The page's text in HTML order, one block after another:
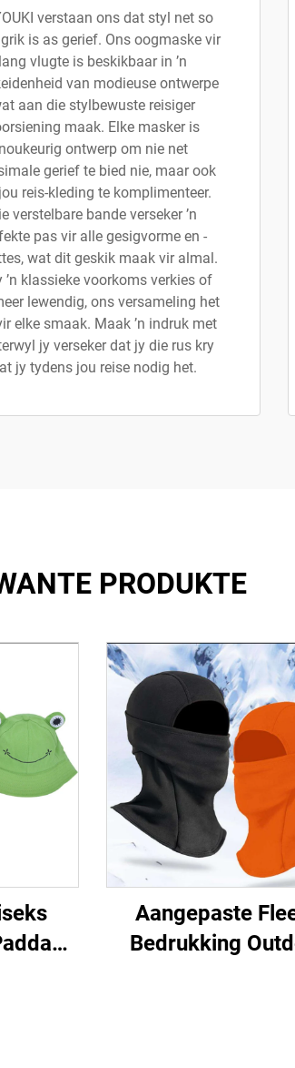
verstaan ons dat styl net so
is as gerief. Ons oogmaske vir
lang vlugte is beskikbaar in ’n
van modieuse ontwerpe
aan die stylbewuste reisiger
maak. Elke masker is
noukeurig ontwerp om nie net
gerief te bied nie, maar ook
reis-kleding te komplimenteer.
verstelbare bande verseker ’n
pas vir alle gesigvorme en -
wat dit geskik maak vir almal.
’n klassieke voorkoms verkies of
lewendig, ons versameling het
elke smaak. Maak ’n indruk met
jy verseker dat jy die rus kry
jy tydens jou reise nodig het.
PRODUKTE
Aangepaste
Bedrukking